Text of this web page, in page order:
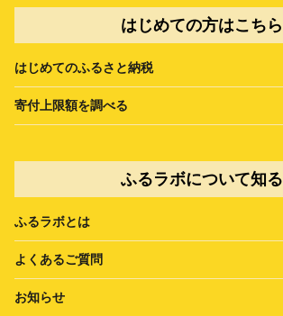
はじめての方はこちら
はじめてのふるさと納税
寄付上限額を調べる
ふるラボについて知る
ふるラボとは
よくあるご質問
お知らせ